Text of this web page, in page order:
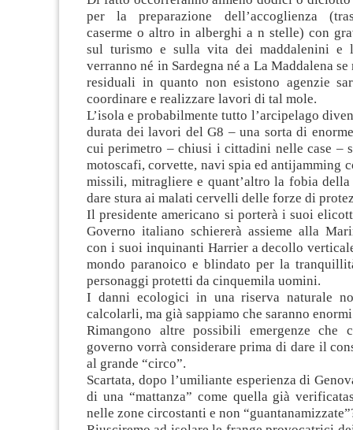
per la preparazione dell’accoglienza
caserme o altro in alberghi a n stelle) con
sul turismo e sulla vita dei maddalenini e
verranno né in Sardegna né a La Maddalena
residuali in quanto non esistono agenzie
coordinare e realizzare lavori di tal mole.
L’isola e probabilmente tutto l’arcipelago
durata dei lavori del G8 – una sorta di
cui perimetro – chiusi i cittadini nelle case –
motoscafi, corvette, navi spia ed antijamming
missili, mitragliere e quant’altro la fobia della
dare stura ai malati cervelli delle forze di
Il presidente americano si porterà i suoi
Governo italiano schiererà assieme alla
con i suoi inquinanti Harrier a decollo
mondo paranoico e blindato per la
personaggi protetti da cinquemila uomini.
I danni ecologici in una riserva naturale
calcolarli, ma già sappiamo che saranno
Rimangono altre possibili emergenze che
governo vorrà considerare prima di dare il
al grande “circo”.
Scartata, dopo l’umiliante esperienza di
di una “mattanza” come quella già
nelle zone circostanti e non